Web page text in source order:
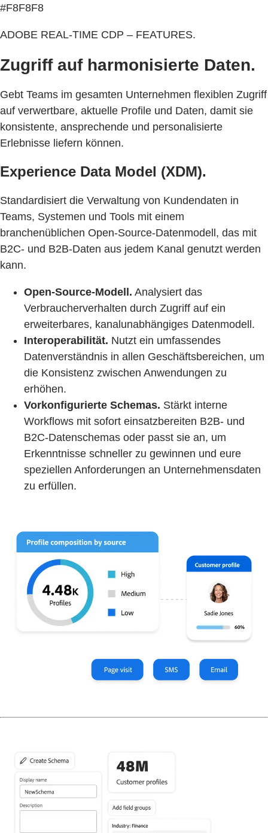
#F8F8F8
ADOBE REAL-TIME CDP – FEATURES.
Zugriff auf harmonisierte Daten.
Gebt Teams im gesamten Unternehmen flexiblen Zugriff
auf verwertbare, aktuelle Profile und Daten, damit sie
konsistente, ansprechende und personalisierte
Erlebnisse liefern können.
Experience Data Model (XDM).
Standardisiert die Verwaltung von Kundendaten in
Teams, Systemen und Tools mit einem
branchenüblichen Open-Source-Datenmodell, das mit
B2C- und B2B-Daten aus jedem Kanal genutzt werden
kann.
Open-Source-Modell. Analysiert das
Verbraucherverhalten durch Zugriff auf ein
erweiterbares, kanalunabhängiges Datenmodell.
Interoperabilität. Nutzt ein umfassendes
Datenverständnis in allen Geschäftsbereichen, um
die Konsistenz zwischen Anwendungen zu
erhöhen.
Vorkonfigurierte Schemas. Stärkt interne
Workflows mit sofort einsatzbereiten B2B- und
B2C-Datenschemas oder passt sie an, um
Erkenntnisse schneller zu gewinnen und eure
speziellen Anforderungen an Unternehmensdaten
zu erfüllen.